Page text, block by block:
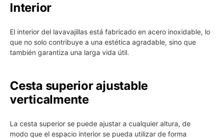
Interior
El interior del lavavajillas está fabricado en acero inoxidable, lo
que no solo contribuye a una estética agradable, sino que
también garantiza una larga vida útil.
Cesta superior ajustable
verticalmente
La cesta superior se puede ajustar a cualquier altura, de
modo que el espacio interior se pueda utilizar de forma